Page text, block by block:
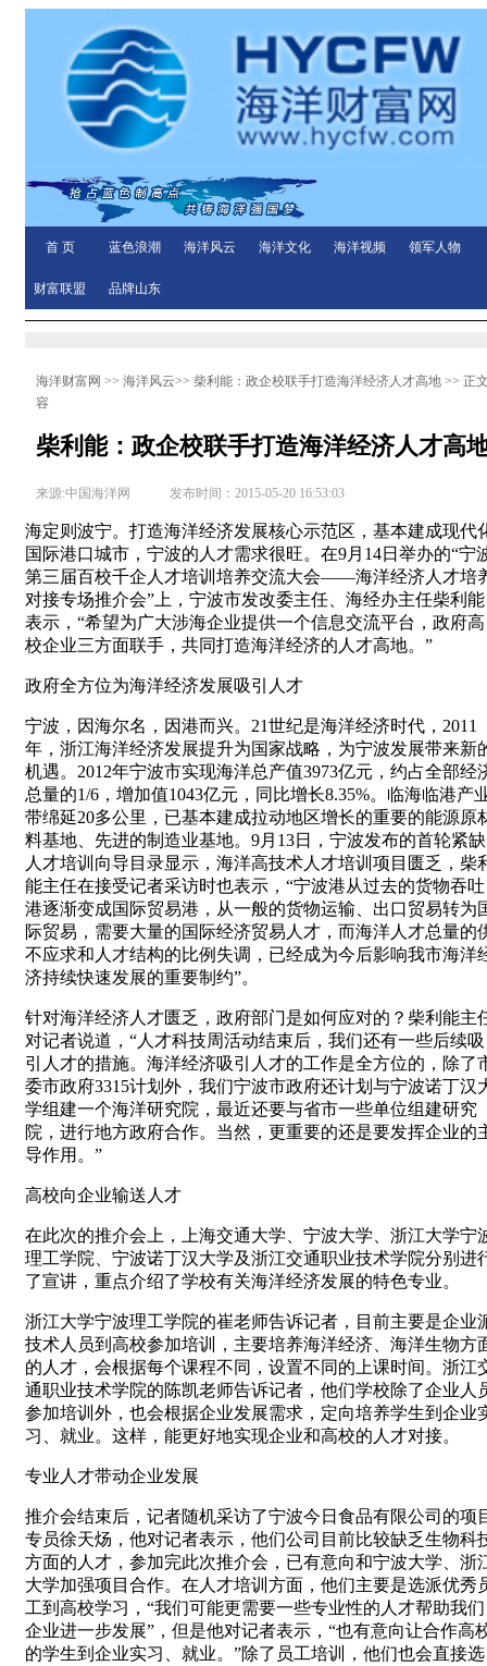
首 页 蓝色浪潮 海洋风云 海洋文化 海洋视频 领军人物
财富联盟 品牌山东
海洋财富网 >> 海洋风云>> 柴利能：政企校联手打造海洋经济人才高地 >> 正
容
柴利能：政企校联手打造海洋经济人才高
来源:中国海洋网 发布时间：2015-05-20 16:53:03
海定则波宁。打造海洋经济发展核心示范区，基本建成现代
国际港口城市，宁波的人才需求很旺。在9月14日举办的“宁
第三届百校千企人才培训培养交流大会——海洋经济人才培
对接专场推介会”上，宁波市发改委主任、海经办主任柴利能
表示，“希望为广大涉海企业提供一个信息交流平台，政府高
校企业三方面联手，共同打造海洋经济的人才高地。”
政府全方位为海洋经济发展吸引人才
宁波，因海尔名，因港而兴。21世纪是海洋经济时代，2011
年，浙江海洋经济发展提升为国家战略，为宁波发展带来新
机遇。2012年宁波市实现海洋总产值3973亿元，约占全部经
总量的1/6，增加值1043亿元，同比增长8.35%。临海临港产
带绵延20多公里，已基本建成拉动地区增长的重要的能源原
料基地、先进的制造业基地。9月13日，宁波发布的首轮紧缺
人才培训向导目录显示，海洋高技术人才培训项目匮乏，柴
能主任在接受记者采访时也表示，“宁波港从过去的货物吞吐
港逐渐变成国际贸易港，从一般的货物运输、出口贸易转为
际贸易，需要大量的国际经济贸易人才，而海洋人才总量的
不应求和人才结构的比例失调，已经成为今后影响我市海洋
济持续快速发展的重要制约”。
针对海洋经济人才匮乏，政府部门是如何应对的？柴利能主
对记者说道，“人才科技周活动结束后，我们还有一些后续吸
引人才的措施。海洋经济吸引人才的工作是全方位的，除了
委市政府3315计划外，我们宁波市政府还计划与宁波诺丁汉
学组建一个海洋研究院，最近还要与省市一些单位组建研究
院，进行地方政府合作。当然，更重要的还是要发挥企业的
导作用。”
高校向企业输送人才
在此次的推介会上，上海交通大学、宁波大学、浙江大学宁
理工学院、宁波诺丁汉大学及浙江交通职业技术学院分别进
了宣讲，重点介绍了学校有关海洋经济发展的特色专业。
浙江大学宁波理工学院的崔老师告诉记者，目前主要是企业
技术人员到高校参加培训，主要培养海洋经济、海洋生物方
的人才，会根据每个课程不同，设置不同的上课时间。浙江
通职业技术学院的陈凯老师告诉记者，他们学校除了企业人
参加培训外，也会根据企业发展需求，定向培养学生到企业
习、就业。这样，能更好地实现企业和高校的人才对接。
专业人才带动企业发展
推介会结束后，记者随机采访了宁波今日食品有限公司的项
专员徐天炀，他对记者表示，他们公司目前比较缺乏生物科
方面的人才，参加完此次推介会，已有意向和宁波大学、浙
大学加强项目合作。在人才培训方面，他们主要是选派优秀
工到高校学习，“我们可能更需要一些专业性的人才帮助我们
企业进一步发展”，但是他对记者表示，“也有意向让合作高
的学生到企业实习、就业。”除了员工培训，他们也会直接选